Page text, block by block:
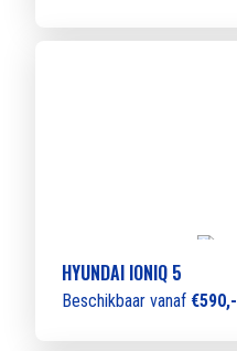
HYUNDAI IONIQ 5
Beschikbaar vanaf €590,-